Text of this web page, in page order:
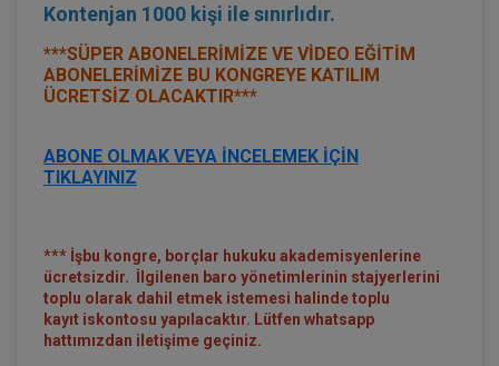
Kontenjan 1000 kişi ile sınırlıdır.
***SÜPER ABONELERİMİZE VE VİDEO EĞİTİM
ABONELERİMİZE BU KONGREYE KATILIM
ÜCRETSİZ OLACAKTIR***
ABONE OLMAK VEYA İNCELEMEK İÇİN
TIKLAYINIZ
*** İşbu kongre, borçlar hukuku akademisyenlerine
ücretsizdir. İlgilenen baro yönetimlerinin stajyerlerini
toplu olarak dahil etmek istemesi halinde toplu
kayıt iskontosu yapılacaktır. Lütfen whatsapp
hattımızdan iletişime geçiniz.